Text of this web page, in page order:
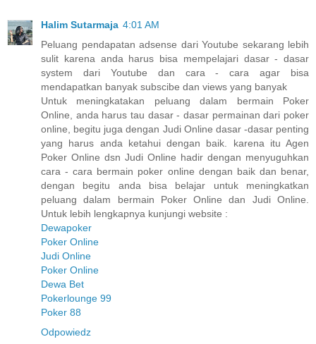
Halim Sutarmaja 4:01 AM
Peluang pendapatan adsense dari Youtube sekarang lebih
sulit karena anda harus bisa mempelajari dasar - dasar
system dari Youtube dan cara - cara agar bisa
mendapatkan banyak subscibe dan views yang banyak
Untuk meningkatakan peluang dalam bermain Poker
Online, anda harus tau dasar - dasar permainan dari poker
online, begitu juga dengan Judi Online dasar -dasar penting
yang harus anda ketahui dengan baik. karena itu Agen
Poker Online dsn Judi Online hadir dengan menyuguhkan
cara - cara bermain poker online dengan baik dan benar,
dengan begitu anda bisa belajar untuk meningkatkan
peluang dalam bermain Poker Online dan Judi Online.
Untuk lebih lengkapnya kunjungi website :
Dewapoker
Poker Online
Judi Online
Poker Online
Dewa Bet
Pokerlounge 99
Poker 88
Odpowiedz